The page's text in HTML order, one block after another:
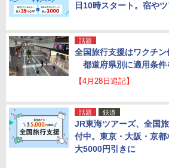
日10時スタート。宿や
話題
全国旅行支援はワクチ
都道府県別に適用条件
【4月28日追記】
話題 鉄道
JR東海ツアーズ、全国
付中。東京・大阪・京
大5000円引きに